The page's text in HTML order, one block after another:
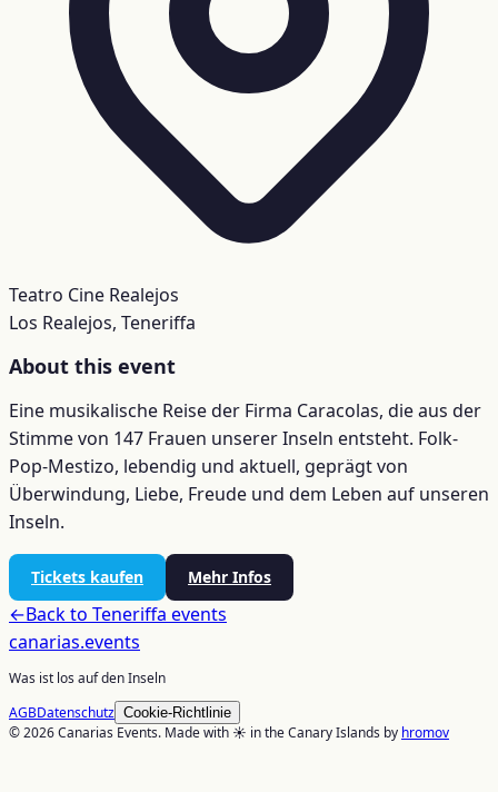
Teatro Cine Realejos
Los Realejos, Teneriffa
About this event
Eine musikalische Reise der Firma Caracolas, die aus der
Stimme von 147 Frauen unserer Inseln entsteht. Folk-
Pop-Mestizo, lebendig und aktuell, geprägt von
Überwindung, Liebe, Freude und dem Leben auf unseren
Inseln.
Tickets kaufen Mehr Infos
←Back to Teneriffa events
canarias.events
Was ist los auf den Inseln
AGBDatenschutz Cookie-Richtlinie
© 2026 Canarias Events. Made with ☀️ in the Canary Islands by hromov